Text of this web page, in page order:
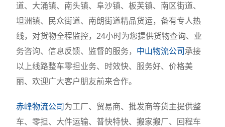
道、大涌镇、南头镇、阜沙镇、板芙镇、南区街道、
坦洲镇、民众街道、南朗街道精品货运，备有专人热
线，对货物全程监控，24小时为您提供货物查询、业
务咨询、信息反馈、监督的服务， 中山物流公司 承接
以上线路整车零担业务、时效快、服务好、价格美
丽、欢迎广大客户朋友前来合作。
赤峰物流公司 为工厂、贸易商、批发商等货主提供整
车、零担、大件运输、普快特快、搬家搬厂、回程车